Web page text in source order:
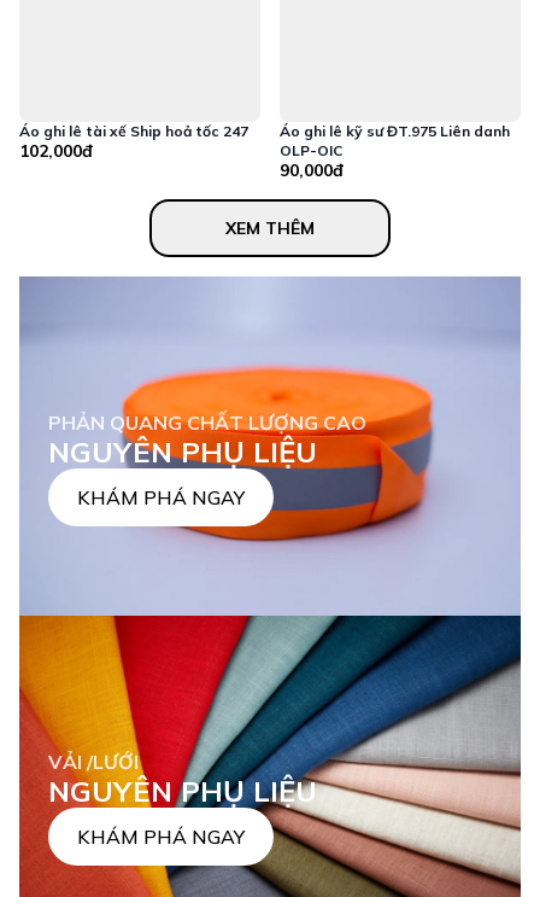
Áo ghi lê tài xế Ship hoả tốc 247
102,000đ
Áo ghi lê kỹ sư ĐT.975 Liên danh
OLP-OIC
90,000đ
XEM THÊM
PHẢN QUANG CHẤT LƯỢNG CAO
NGUYÊN PHỤ LIỆU
KHÁM PHÁ NGAY
VẢI /LƯỚI
NGUYÊN PHỤ LIỆU
KHÁM PHÁ NGAY